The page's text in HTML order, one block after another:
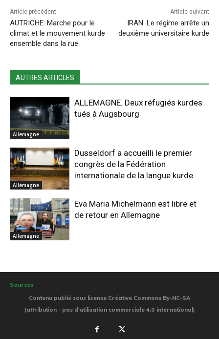
Article précédent
AUTRICHE: Marche pour le
climat et le mouvement kurde
ensemble dans la rue
Article suivant
IRAN. Le régime arrête un
deuxième universitaire kurde
AUTRES ARTICLES
Allemagne
ALLEMAGNE. Deux réfugiés kurdes
tués à Augsbourg
Allemagne
Dusseldorf a accueilli le premier
congrès de la Fédération
internationale de la langue kurde
Allemagne
Eva Maria Michelmann est libre et
de retour en Allemagne
Sources
Contenu publié sous license Créative Commons By-NC-SA
(attribution - pas d'utilisation commerciale 4.0 international)